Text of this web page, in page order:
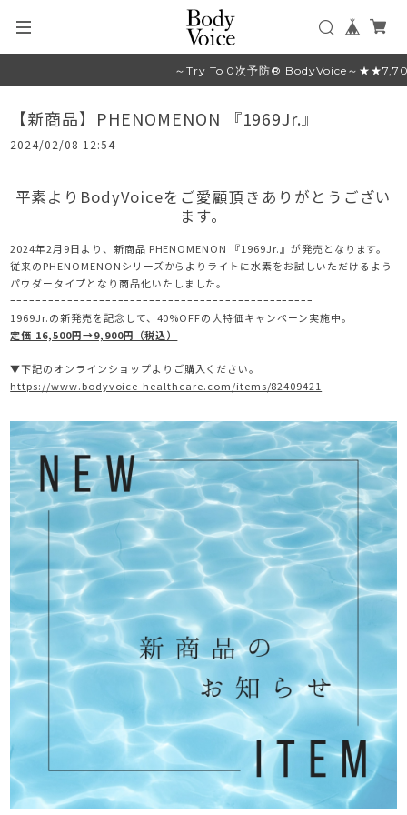
～Try To 0次予防® BodyVoice～
【新商品】PHENOMENON 『1969Jr.』
2024/02/08 12:54
平素よりBodyVoiceをご愛顧頂きありがとうござい
ます。
2024年2月9日より、新商品 PHENOMENON 『1969Jr.』が発売となります。
従来のPHENOMENONシリーズからよりライトに水素をお試しいただけるよう
パウダータイプとなり商品化いたしました。
ｰｰｰｰｰｰｰｰｰｰｰｰｰｰｰｰｰｰｰｰｰｰｰｰｰｰｰｰｰｰｰｰｰｰｰｰｰｰｰｰｰｰｰｰｰｰｰｰ
1969Jr.の新発売を記念して、40%OFFの大特価キャンペーン実施中。
定価 16,500円→9,900円（税込）
▼下記のオンラインショップよりご購入ください。
https://www.bodyvoice-healthcare.com/items/82409421